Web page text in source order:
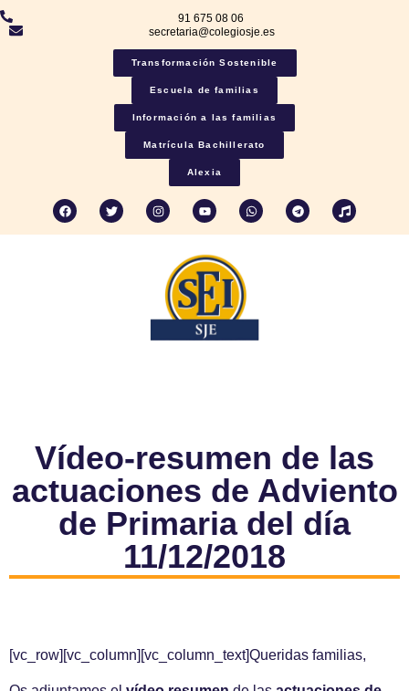
91 675 08 06
secretaria@colegiosje.es
Transformación Sostenible
Escuela de familias
Información a las familias
Matrícula Bachillerato
Alexia
Vídeo-resumen de las
actuaciones de Adviento
de Primaria del día
11/12/2018
[vc_row][vc_column][vc_column_text]Queridas familias,